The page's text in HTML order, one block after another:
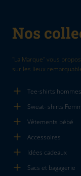
Nos
"La Marque" vous
sur les lieux
Tee-shirts hommes
Sweat- shirts
Vêtements bébé
Accessoires
Idées cadeaux
Sacs et bagagerie